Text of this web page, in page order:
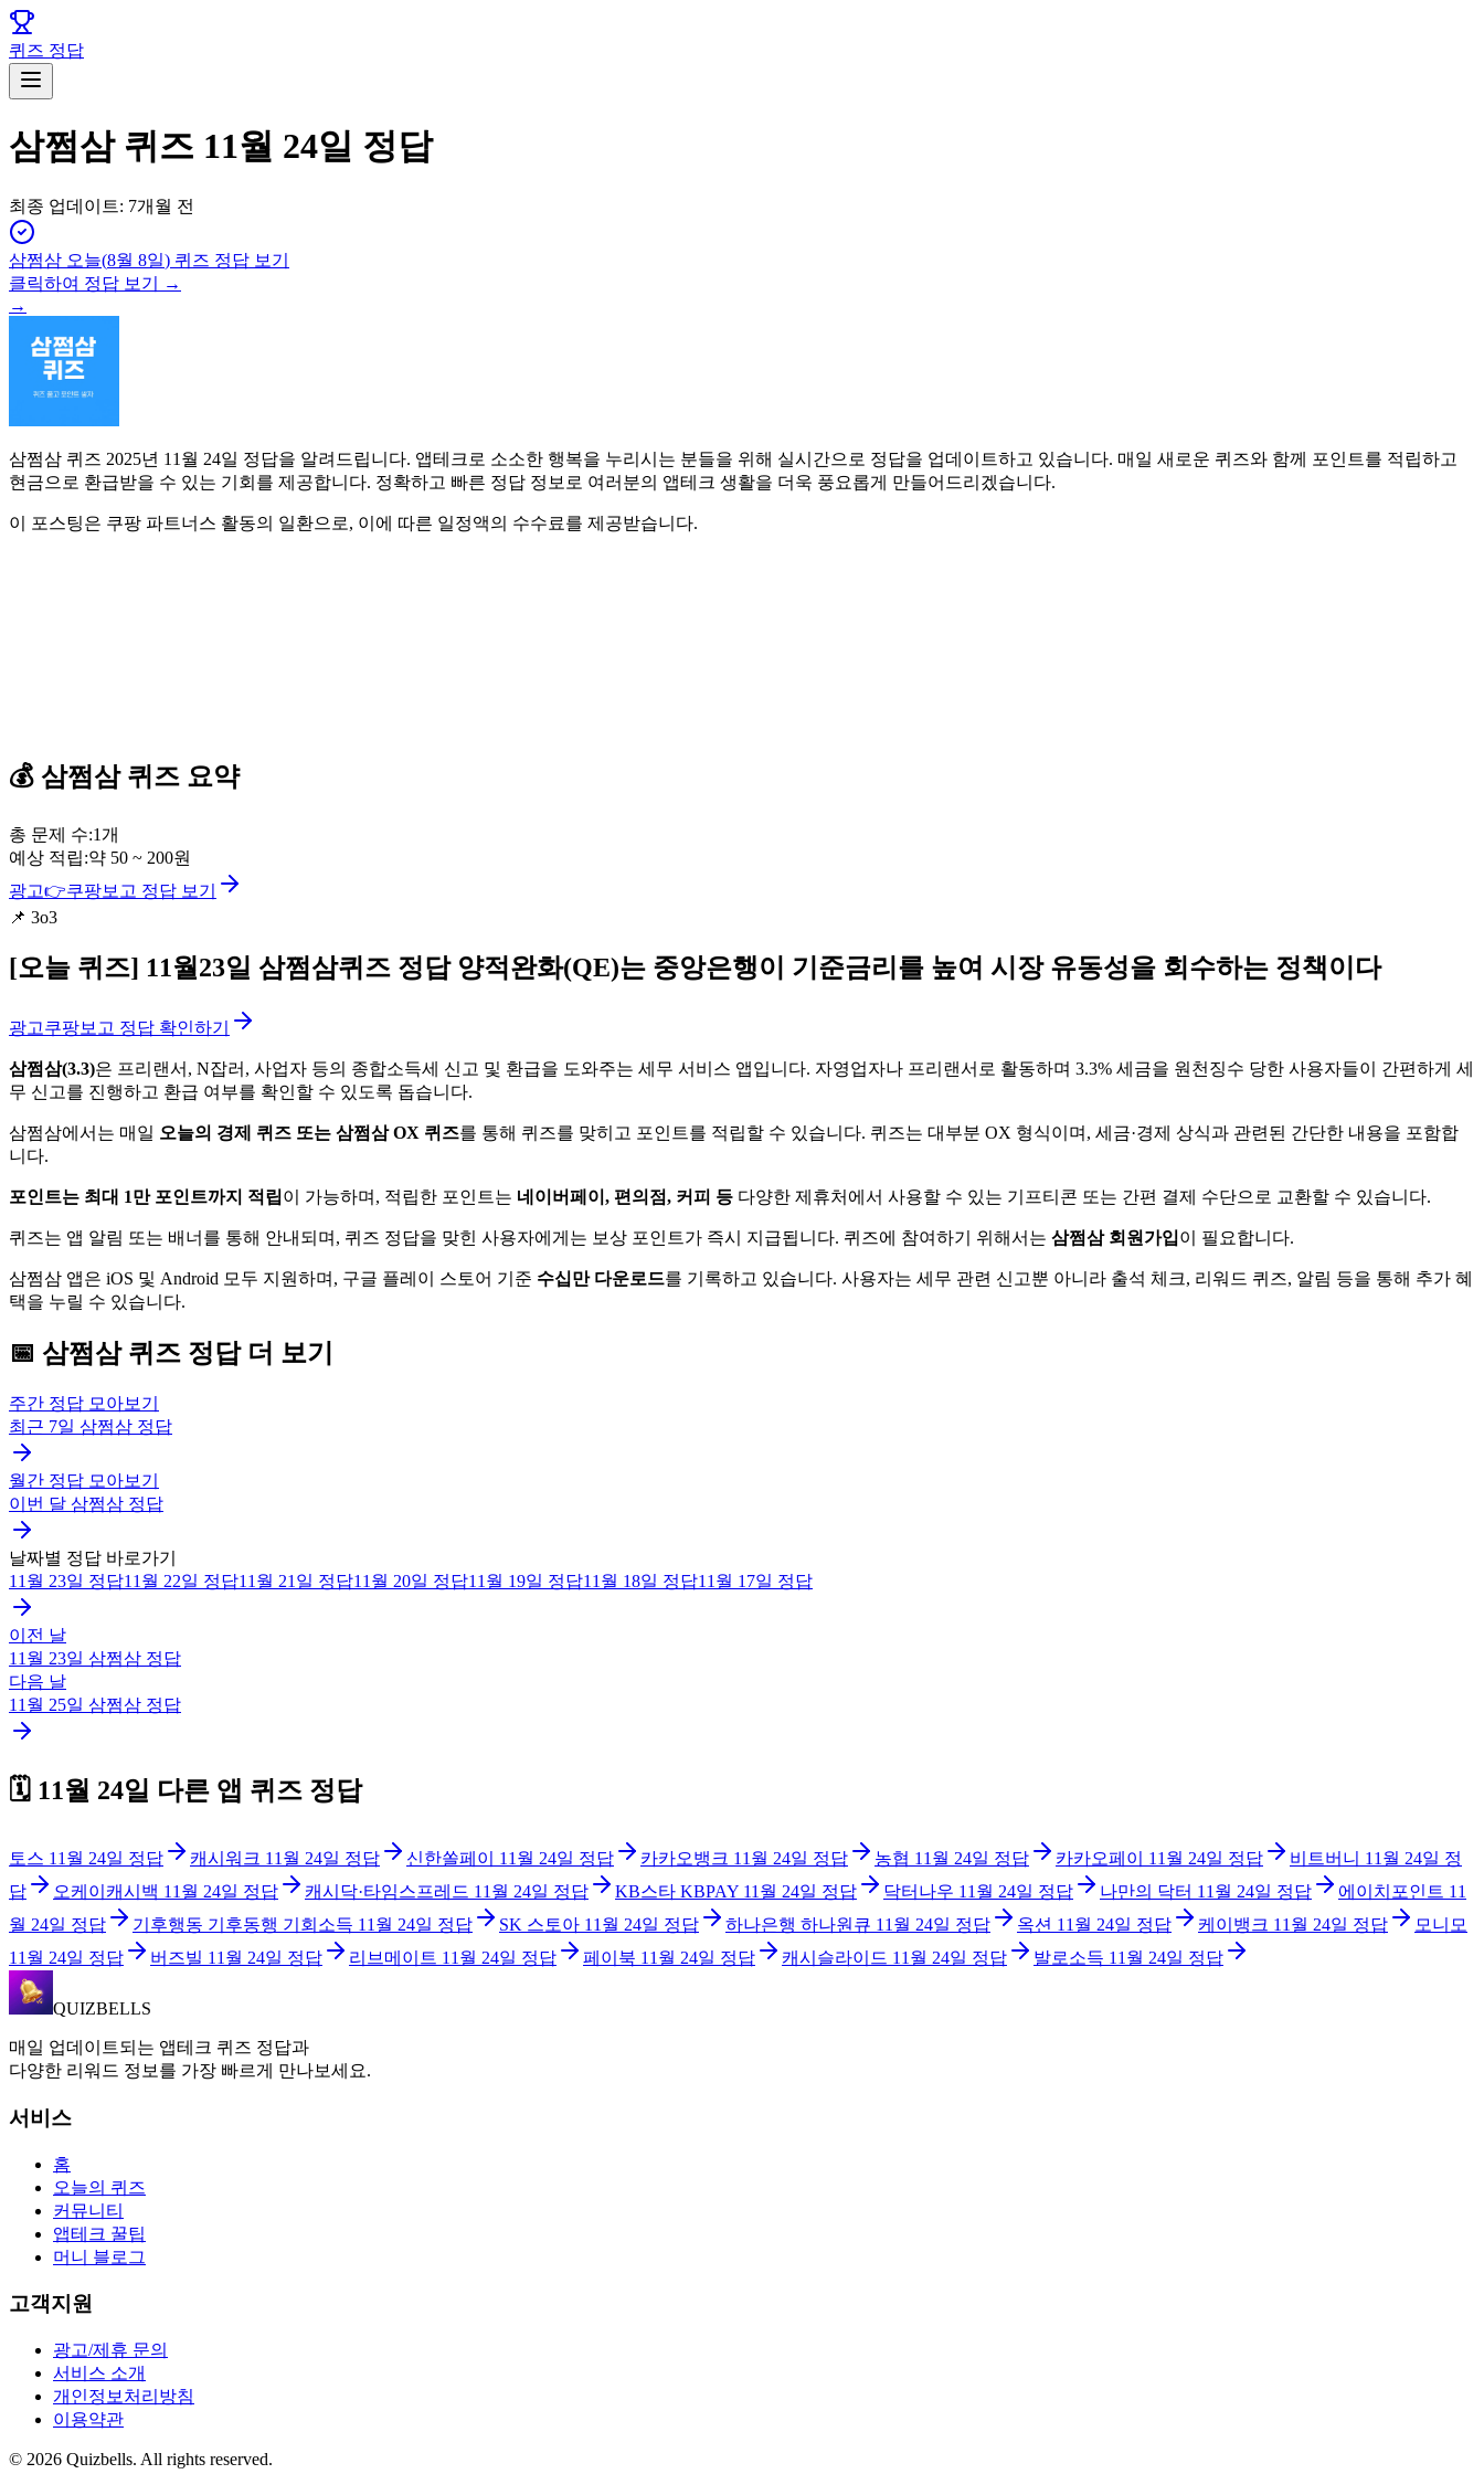
퀴즈 정답
삼쩜삼 퀴즈 11월 24일 정답
최종 업데이트: 7개월 전
삼쩜삼 오늘(8월 8일) 퀴즈 정답 보기
클릭하여 정답 보기 →
→
삼쩜삼 퀴즈 2025년 11월 24일 정답을 알려드립니다. 앱테크로 소소한 행복을 누리시는 분들을 위해 실시간으로 정답을 업데이트하고 있습니다. 매일 새로운 퀴즈와 함께 포인트를 적립하고
현금으로 환급받을 수 있는 기회를 제공합니다. 정확하고 빠른 정답 정보로 여러분의 앱테크 생활을 더욱 풍요롭게 만들어드리겠습니다.
이 포스팅은 쿠팡 파트너스 활동의 일환으로, 이에 따른 일정액의 수수료를 제공받습니다.
💰 삼쩜삼 퀴즈 요약
총 문제 수:1개
예상 적립:약 50 ~ 200원
광고👉쿠팡보고 정답 보기
📌 3o3
[오늘 퀴즈] 11월23일 삼쩜삼퀴즈 정답 양적완화(QE)는 중앙은행이 기준금리를 높여 시장 유동성을 회수하는 정책이다
광고쿠팡보고 정답 확인하기
삼쩜삼(3.3)은 프리랜서, N잡러, 사업자 등의 종합소득세 신고 및 환급을 도와주는 세무 서비스 앱입니다. 자영업자나 프리랜서로 활동하며 3.3% 세금을 원천징수 당한 사용자들이 간편하게 세
무 신고를 진행하고 환급 여부를 확인할 수 있도록 돕습니다.
삼쩜삼에서는 매일 오늘의 경제 퀴즈 또는 삼쩜삼 OX 퀴즈를 통해 퀴즈를 맞히고 포인트를 적립할 수 있습니다. 퀴즈는 대부분 OX 형식이며, 세금·경제 상식과 관련된 간단한 내용을 포함합
니다.
포인트는 최대 1만 포인트까지 적립이 가능하며, 적립한 포인트는 네이버페이, 편의점, 커피 등 다양한 제휴처에서 사용할 수 있는 기프티콘 또는 간편 결제 수단으로 교환할 수 있습니다.
퀴즈는 앱 알림 또는 배너를 통해 안내되며, 퀴즈 정답을 맞힌 사용자에게는 보상 포인트가 즉시 지급됩니다. 퀴즈에 참여하기 위해서는 삼쩜삼 회원가입이 필요합니다.
삼쩜삼 앱은 iOS 및 Android 모두 지원하며, 구글 플레이 스토어 기준 수십만 다운로드를 기록하고 있습니다. 사용자는 세무 관련 신고뿐 아니라 출석 체크, 리워드 퀴즈, 알림 등을 통해 추가 혜
택을 누릴 수 있습니다.
📅 삼쩜삼 퀴즈 정답 더 보기
주간 정답 모아보기
최근 7일 삼쩜삼 정답
월간 정답 모아보기
이번 달 삼쩜삼 정답
날짜별 정답 바로가기
11월 23일 정답11월 22일 정답11월 21일 정답11월 20일 정답11월 19일 정답11월 18일 정답11월 17일 정답
이전 날
11월 23일 삼쩜삼 정답
다음 날
11월 25일 삼쩜삼 정답
🗓️ 11월 24일 다른 앱 퀴즈 정답
토스 11월 24일 정답 캐시워크 11월 24일 정답 신한쏠페이 11월 24일 정답 카카오뱅크 11월 24일 정답 농협 11월 24일 정답 카카오페이 11월 24일 정답 비트버니 11월 24일 정
답
오케이캐시백 11월 24일 정답 캐시닥·타임스프레드 11월 24일 정답 KB스타 KBPAY 11월 24일 정답 닥터나우 11월 24일 정답 나만의 닥터 11월 24일 정답 에이치포인트 11
월 24일 정답 기후행동 기후동행 기회소득 11월 24일 정답 SK 스토아 11월 24일 정답 하나은행 하나원큐 11월 24일 정답 옥션 11월 24일 정답 케이뱅크 11월 24일 정답
모니모
11월 24일 정답 버즈빌 11월 24일 정답 리브메이트 11월 24일 정답 페이북 11월 24일 정답 캐시슬라이드 11월 24일 정답 발로소득 11월 24일 정답
QUIZBELLS
매일 업데이트되는 앱테크 퀴즈 정답과
다양한 리워드 정보를 가장 빠르게 만나보세요.
서비스
홈
오늘의 퀴즈
커뮤니티
앱테크 꿀팁
머니 블로그
고객지원
광고/제휴 문의
서비스 소개
개인정보처리방침
이용약관
© 2026 Quizbells. All rights reserved.